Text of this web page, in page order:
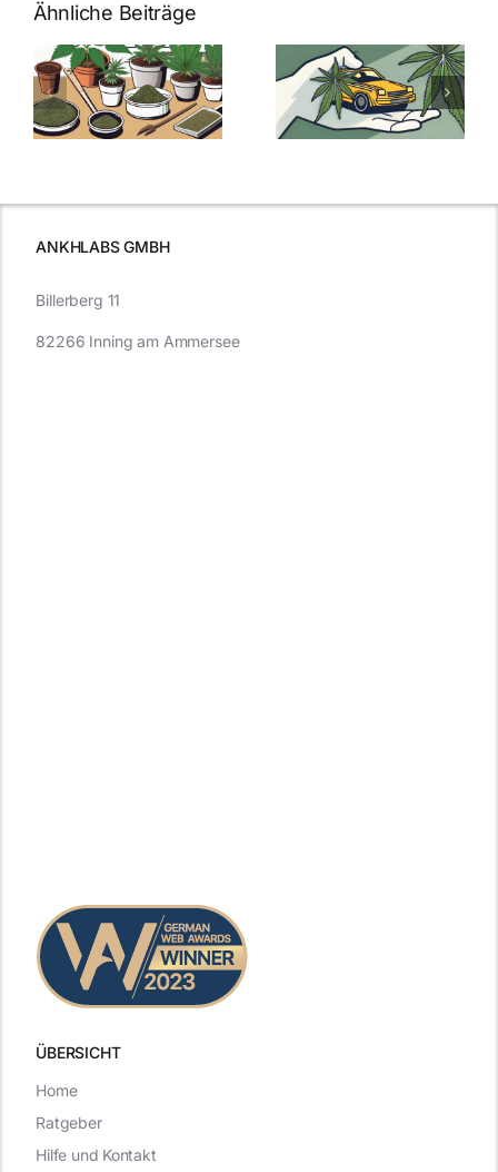
Ähnliche Beiträge
Neue THC-
Grenzwert-
Regelung:
Was Sie über
Cannabis und
müssen
Cannabis
Samen
kaufen: Alles
was Sie
ANKHLABS GMBH
ÜBERSICHT
Billerberg 11
82266 Inning am Ammersee
Home
Ratgeber
Hilfe und Kontakt